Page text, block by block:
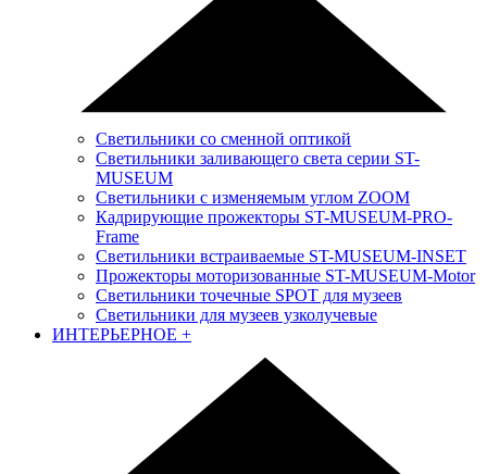
Светильники со сменной оптикой
Светильники заливающего света серии ST-
MUSEUM
Светильники с изменяемым углом ZOOM
Кадрирующие прожекторы ST-MUSEUM-PRO-
Frame
Светильники встраиваемые ST-MUSEUM-INSET
Прожекторы моторизованные ST-MUSEUM-Motor
Светильники точечные SPOT для музеев
Светильники для музеев узколучевые
ИНТЕРЬЕРНОЕ +